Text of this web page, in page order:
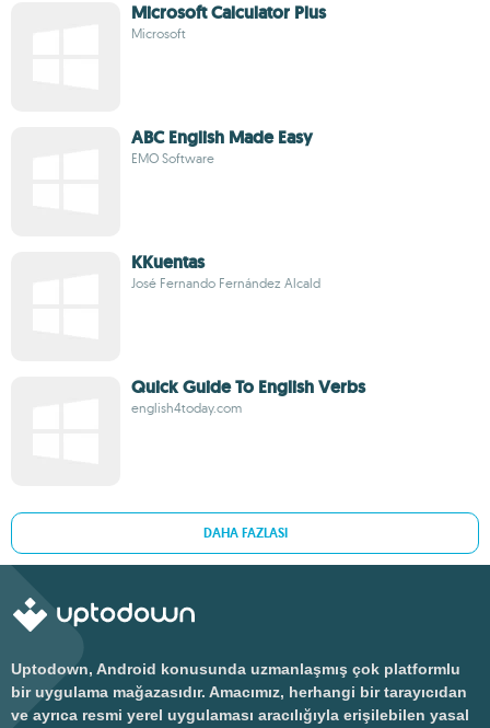
Microsoft Calculator Plus
Microsoft
ABC English Made Easy
EMO Software
KKuentas
José Fernando Fernández Alcald
Quick Guide To English Verbs
english4today.com
DAHA FAZLASI
Uptodown, Android konusunda uzmanlaşmış çok platformlu
bir uygulama mağazasıdır. Amacımız, herhangi bir tarayıcıdan
ve ayrıca resmi yerel uygulaması aracılığıyla erişilebilen yasal